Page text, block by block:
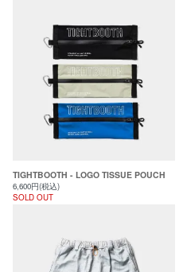
TIGHTBOOTH - LOGO TISSUE POUCH
6,600円(税込)
SOLD OUT